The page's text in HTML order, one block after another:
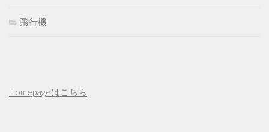
飛行機
Homepageはこちら